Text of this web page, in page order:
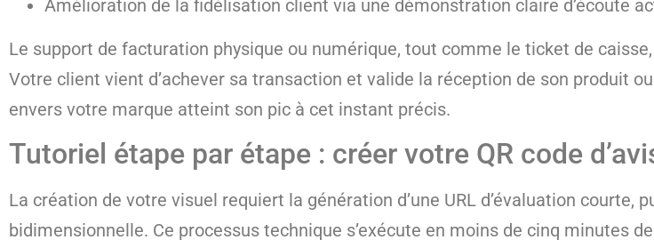
Amélioration de la fidélisation client via une démonstration claire d’écoute
Le support de facturation physique ou numérique, tout comme le ticket de
Votre client vient d’achever sa transaction et valide la réception de son produit
envers votre marque atteint son pic à cet instant précis.
Tutoriel étape par étape : créer votre QR code
La création de votre visuel requiert la génération d’une URL d’évaluation courte,
bidimensionnelle. Ce processus technique s’exécute en moins de cinq minutes